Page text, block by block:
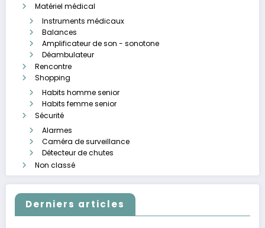
Matériel médical
Instruments médicaux
Balances
Amplificateur de son - sonotone
Déambulateur
Rencontre
Shopping
Habits homme senior
Habits femme senior
Sécurité
Alarmes
Caméra de surveillance
Détecteur de chutes
Non classé
Derniers articles